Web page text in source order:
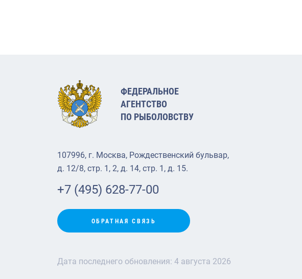
ФЕДЕРАЛЬНОЕ
АГЕНТСТВО
ПО РЫБОЛОВСТВУ
107996, г. Москва, Рождественский бульвар,
д. 12/8, стр. 1, 2, д. 14, стр. 1, д. 15.
+7 (495) 628-77-00
ОБРАТНАЯ СВЯЗЬ
Дата последнего обновления: 4 августа 2026